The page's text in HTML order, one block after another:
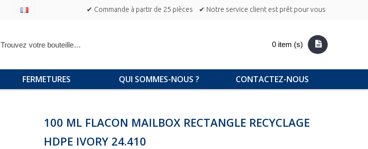
✔ Commande à partir de 25 pièces ✔ Notre service client est prêt pour vous
0 item (s)
FERMETURES QUI SOMMES-NOUS ? CONTACTEZ-NOUS
100 ML FLACON MAILBOX RECTANGLE RECYCLAGE
HDPE IVORY 24.410